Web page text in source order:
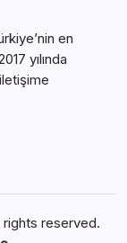
en
yılında
rights reserved.